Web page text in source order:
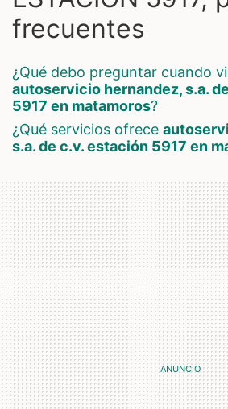
frecuentes
¿qué debo preguntar cuando
autoservicio hernandez, s.a.
5917 en matamoros?
¿qué servicios ofrece
s.a. de c.v. estación 5917 en